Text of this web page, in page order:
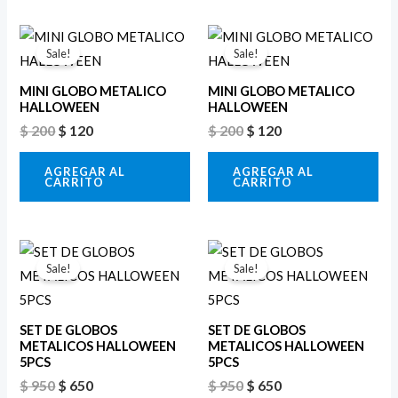
Sale!
MINI GLOBO METALICO
HALLOWEEN
$200
El
precio
original
era:
$ 200.
$ 120
El
actual
es:
$ 120.
AGREGAR AL
CARRITO
Sale!
MINI GLOBO METALICO
HALLOWEEN
$200
El
precio
original
era:
$ 200.
$ 120
El
actual
es:
$ 120.
AGREGAR AL
CARRITO
Sale!
SET DE GLOBOS
METALICOS HALLOWEEN
5PCS
$950
El
precio
original
$ 650
El
actual
Sale!
SET DE GLOBOS
METALICOS HALLOWEEN
5PCS
$950
El
precio
original
$ 650
El
actual